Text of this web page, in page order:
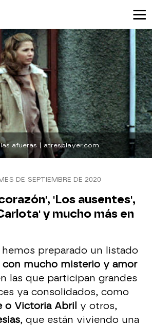
DE SEPTIEMBRE DE 2020
'Los ausentes',
y mucho más en
preparado un listado
con mucho misterio y amor
las que participan grandes
ya consolidados, como
o Victoria Abril y otros,
, que están viviendo una
afueras | atresplayer.com